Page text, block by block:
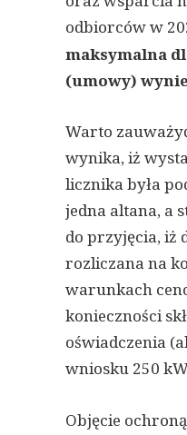
odbiorców w
maksymalna
(umowy)
Warto
wynika, iż
licznika była
jedna altana, a
do przyjęcia, iż
rozliczana na
warunkach
konieczności
oświadczenia
wniosku 250
Objęcie